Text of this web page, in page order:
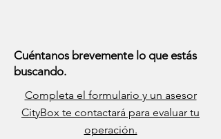
Cuéntanos brevemente lo que estás
buscando.
Completa el formulario y un asesor
CityBox te contactará para evaluar tu
operación.